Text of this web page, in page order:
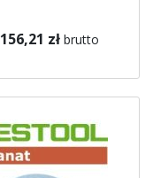
156,21 zł brutto